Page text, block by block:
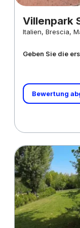
Villenpark
Italien, Brescia,
Geben Sie die
Bewertung